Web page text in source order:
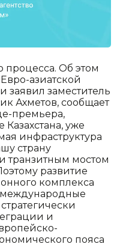
процесса. Об этом
азиатской
заявил заместитель
Ахметов, сообщает
премьера,
уже
инфраструктура
страну
транзитным мостом
развитие
комплекса
международные
и
пояса